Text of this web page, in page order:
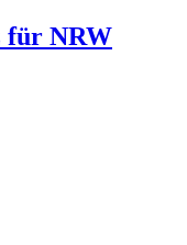
für NRW